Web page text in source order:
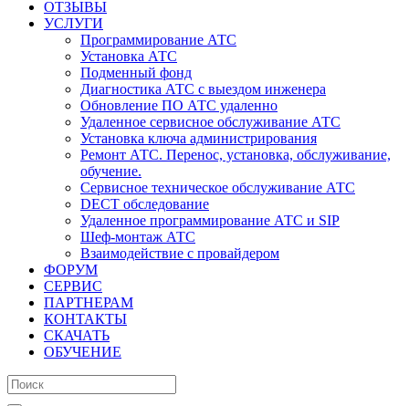
ОТЗЫВЫ
УСЛУГИ
Программирование АТС
Установка АТС
Подменный фонд
Диагностика АТС с выездом инженера
Обновление ПО АТС удаленно
Удаленное сервисное обслуживание АТС
Установка ключа администрирования
Ремонт АТС. Перенос, установка, обслуживание,
обучение.
Сервисное техническое обслуживание АТС
DECT обследование
Удаленное программирование АТС и SIP
Шеф-монтаж АТС
Взаимодействие с провайдером
ФОРУМ
СЕРВИС
ПАРТНЕРАМ
КОНТАКТЫ
СКАЧАТЬ
ОБУЧЕНИЕ